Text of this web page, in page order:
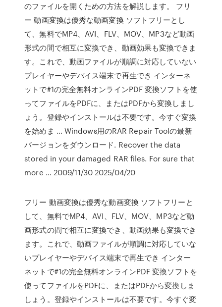
のファイルを開くための方法を解説します。 フリ
ー 動画変換は優秀な動画変換 ソフトフリーとし
て、無料でMP4、AVI、FLV、MOV、MP3など動画
形式の間で相互に変換でき、動画効果も変換できま
す。これで、動画ファイルが順調に対応していない
プレイヤーやデバイス端末で再生でき インターネ
ットで#1の完全無料オンラインPDF 変換ソフトを使
ってファイルをPDFに、またはPDFから変換しまし
ょう。登録やインストールは不要です。今すぐ変換
を始めま … Windows用のRAR Repair Toolの最新
バージョンをダウンロード. Recover the data
stored in your damaged RAR files. For sure that
more … 2009/11/30 2025/04/20
フリー 動画変換は優秀な動画変換 ソフトフリーと
して、無料でMP4、AVI、FLV、MOV、MP3など動
画形式の間で相互に変換でき、動画効果も変換でき
ます。これで、動画ファイルが順調に対応していな
いプレイヤーやデバイス端末で再生でき インター
ネットで#1の完全無料オンラインPDF 変換ソフトを
使ってファイルをPDFに、またはPDFから変換しま
しょう。登録やインストールは不要です。今すぐ変